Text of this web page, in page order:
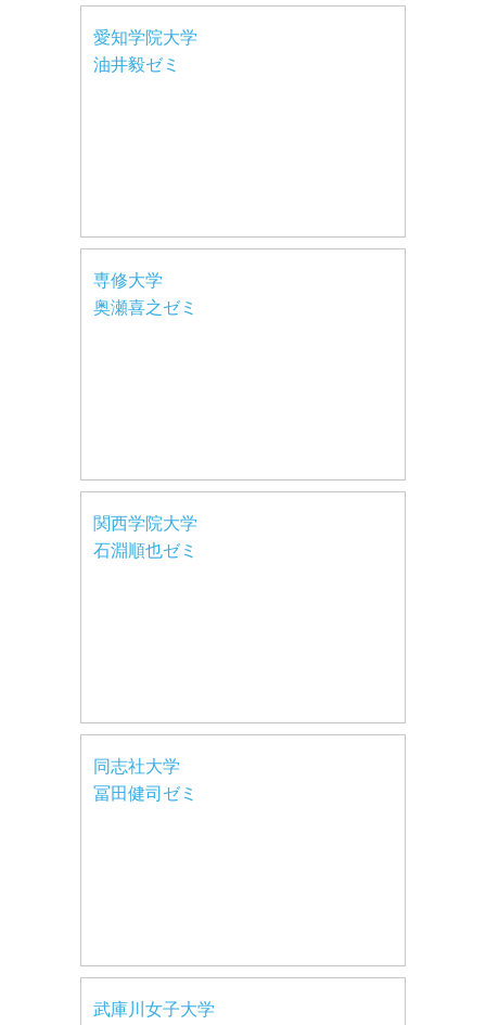
愛知学院大学
油井毅ゼミ
専修大学
奥瀬喜之ゼミ
関西学院大学
石淵順也ゼミ
同志社大学
冨田健司ゼミ
武庫川女子大学